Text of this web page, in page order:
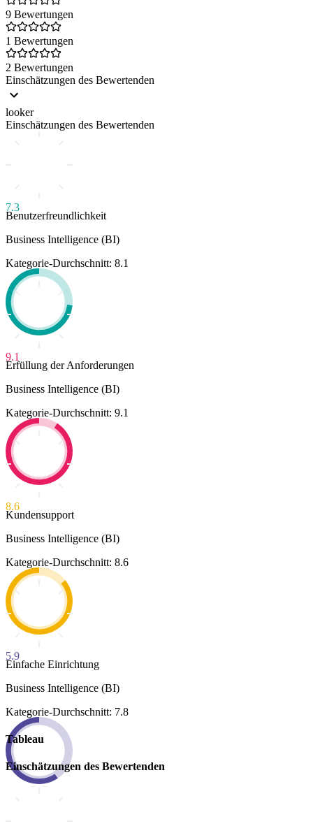
9 Bewertungen
1 Bewertungen
2 Bewertungen
Einschätzungen des Bewertenden
looker
Einschätzungen des Bewertenden
7.3
Benutzerfreundlichkeit
Business Intelligence (BI)
Kategorie-Durchschnitt: 8.1
9.1
Erfüllung der Anforderungen
Business Intelligence (BI)
Kategorie-Durchschnitt: 9.1
8.6
Kundensupport
Business Intelligence (BI)
Kategorie-Durchschnitt: 8.6
5.9
Einfache Einrichtung
Business Intelligence (BI)
Kategorie-Durchschnitt: 7.8
Tableau
Einschätzungen des Bewertenden